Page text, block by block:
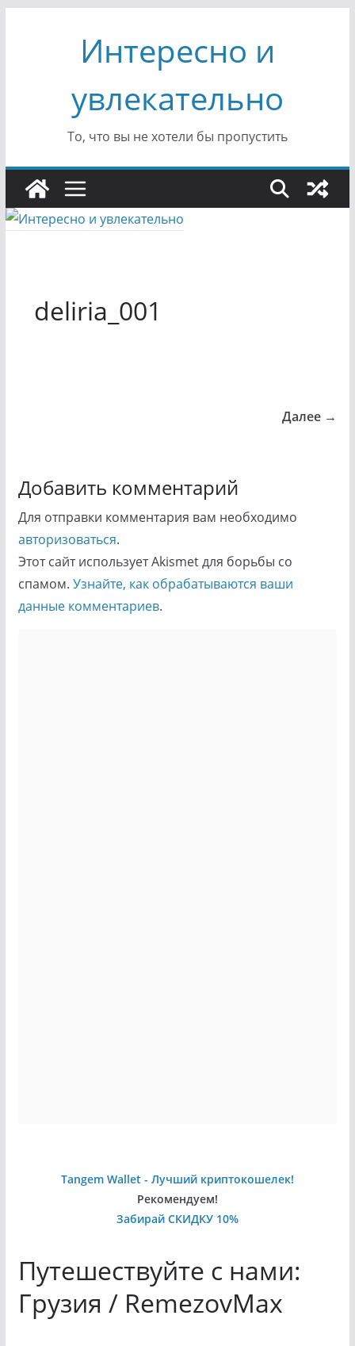
содержимомуИнтересно и
увлекательно
То, что вы не хотели бы пропустить
deliria_001
Далее →
Добавить комментарий
Для отправки комментария вам необходимо
авторизоваться.
Этот сайт использует Akismet для борьбы со
спамом. Узнайте, как обрабатываются ваши
данные комментариев.
Tangem Wallet - Лучший криптокошелек!
Рекомендуем!
Забирай СКИДКУ 10%
Путешествуйте с нами:
Грузия / RemezovMax